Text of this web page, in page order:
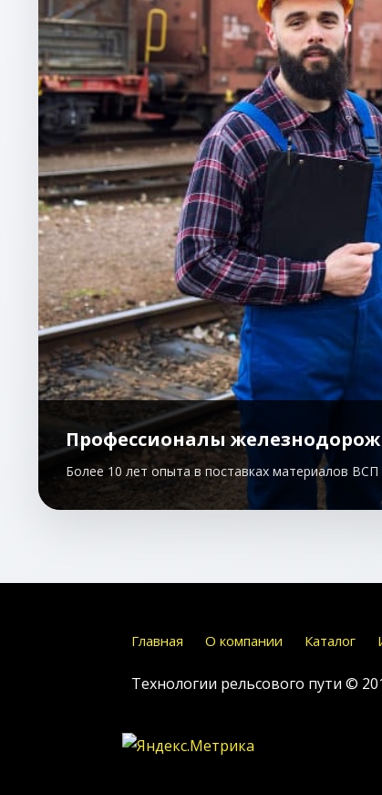
Профессионалы
Более 10 лет опыта в поставках материалов ВСП
Главная О компании Каталог
Технологии рельсового пути ©